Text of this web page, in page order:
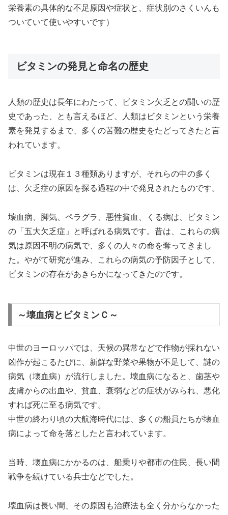
栄養素の具体的な不足原因や症状と、症状別のさくいんも
ついていて使いやすいです）
ビタミンの発見と命名の歴史
人類の歴史は長年にわたって、ビタミン欠乏との闘いの歴
史であった、とも言えるほど、人類はビタミンという栄養
素を発見するまで、多くの苦難の歴史をたどってきたと言
われています。
ビタミンは現在１３種類ありますが、それらの中の多く
は、欠乏症の原因を探る過程の中で発見されたものです。
壊血病、脚気、ペラグラ、悪性貧血、くる病は、ビタミン
の「五大欠乏症」と呼ばれる病気です。昔は、これらの病
気は原因不明の病気で、多くの人々の命を奪ってきまし
た。やがて研究が進み、これらの病気の予防因子として、
ビタミンの存在があきらかになってきたのです。
～壊血病とビタミンＣ～
中世のヨーロッパでは、天候の異常などで作物が採れない
凶作が起こるたびに、新鮮な野菜や果物が不足して、謎の
病気（壊血病）が流行しました。壊血病になると、歯茎や
皮膚からの出血や、貧血、衰弱などの症状がみられ、悪化
すれば死に至る病気です。
中世の終わり頃の大航海時代には、多くの船員たちが壊血
病によって命を落としたと言われています。
当時、壊血病にかかるのは、船乗りや都市の住民、長い間
戦争を続けている兵士などでした。
壊血病は長い間、その原因も治療法も全く分からなかった